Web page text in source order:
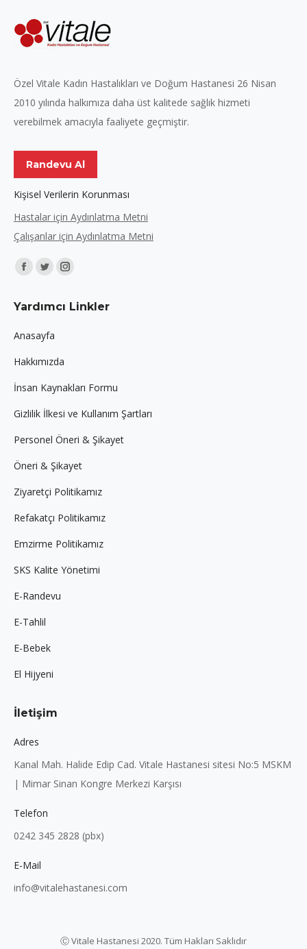
Özel Vitale Kadın Hastalıkları ve Doğum Hastanesi 26 Nisan
2010 yılında halkımıza daha üst kalitede sağlık hizmeti
verebilmek amacıyla faaliyete geçmiştir.
Randevu Al
Kişisel Verilerin Korunması
Hastalar için Aydınlatma Metni
Çalışanlar için Aydınlatma Metni
Find us on:
Facebook
opens
new
window
Twitter
opens
new
window
Instagram
opens
Yardımcı Linkler
Anasayfa
Hakkımızda
İnsan Kaynakları Formu
Gizlilik İlkesi ve Kullanım Şartları
Personel Öneri & Şikayet
Öneri & Şikayet
Ziyaretçi Politikamız
Refakatçı Politikamız
Emzirme Politikamız
SKS Kalite Yönetimi
E-Randevu
E-Tahlil
E-Bebek
El Hijyeni
İletişim
Adres
Kanal Mah. Halide Edip Cad. Vitale Hastanesi sitesi No:5 MSKM
| Mimar Sinan Kongre Merkezi Karşısı
Telefon
0242 345 2828 (pbx)
E-Mail
info@vitalehastanesi.com
Ⓒ Vitale Hastanesi 2020. Tüm Hakları Saklıdır